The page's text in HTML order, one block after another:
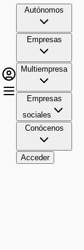
Autónomos
Empresas
Multiempresa
Empresas
sociales
Conócenos
Acceder